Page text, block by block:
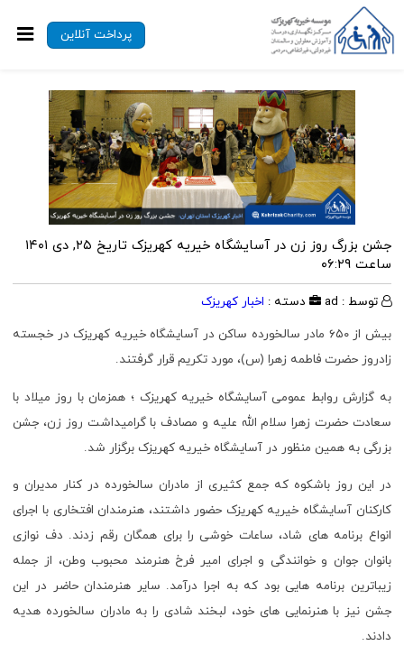
پرداخت آنلاین
جشن بزرگ روز زن در آسایشگاه خیریه کهریزک
تاریخ ۲۵, دی ۱۴۰۱
ساعت ۰۶:۲۹
توسط : ad دسته : اخبار کهریزک
بیش از۶۵۰ مادر سالخورده ساکن در آسایشگاه خیریه کهریزک در خجسته
زادروز حضرت فاطمه زهرا (س)، مورد تکریم قرار گرفتند.
به گزارش روابط عمومی آسایشگاه خیریه کهریزک ؛ همزمان با روز میلاد با
سعادت حضرت زهرا سلام الله علیه و مصادف با گرامیداشت روز زن، جشن
بزرگی به همین منظور در آسایشگاه خیریه کهریزک برگزار شد.
در این روز باشکوه که جمع کثیری از مادران سالخورده در کنار مدیران و
کارکنان آسایشگاه خیریه کهریزک حضور داشتند، هنرمندان افتخاری با اجرای
انواع برنامه های شاد، ساعات خوشی را برای همگان رقم زدند. دف نوازی
بانوان جوان و خوانندگی و اجرای امیر فرخهنرمند محبوب وطن، از جمله
زیباترین برنامه هایی بود که به اجرا درآمد. سایر هنرمندان حاضر در این
جشن نیز با هنرنمایی های خود، لبخند شادی را به مادران سالخورده هدیه
دادند.